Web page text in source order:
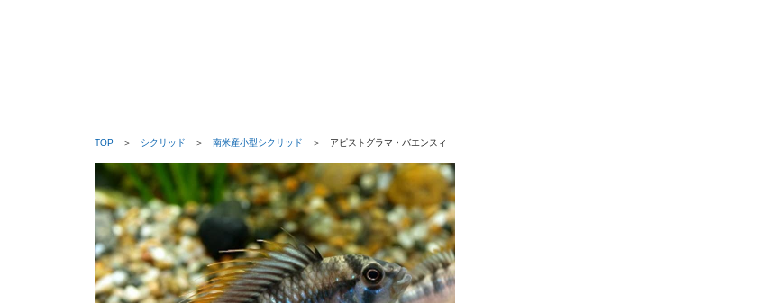
TOP ＞ シクリッド ＞ 南米産小型シクリッド ＞ アピストグラマ・バエンスィ